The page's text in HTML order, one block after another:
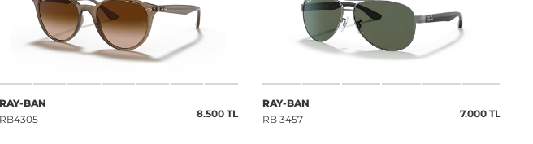
RAY-BAN
RB4305
8.500 TL
RAY-BAN
RB 3457
7.000 TL